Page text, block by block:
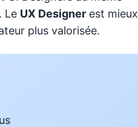
Le UX Designer est mieux
plus valorisée.